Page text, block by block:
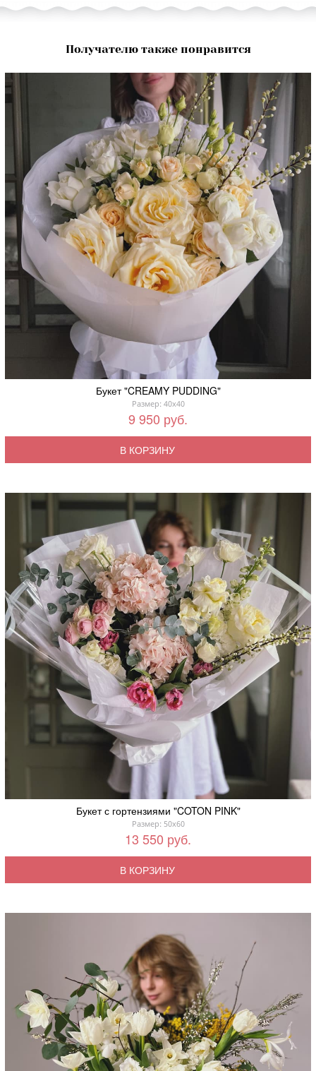
Получателю также понравится
Букет "CREAMY PUDDING"
Размер: 40x40
9 950 руб.
В КОРЗИНУ
Букет с гортензиями "COTON PINK"
Размер: 50x60
13 550 руб.
В КОРЗИНУ